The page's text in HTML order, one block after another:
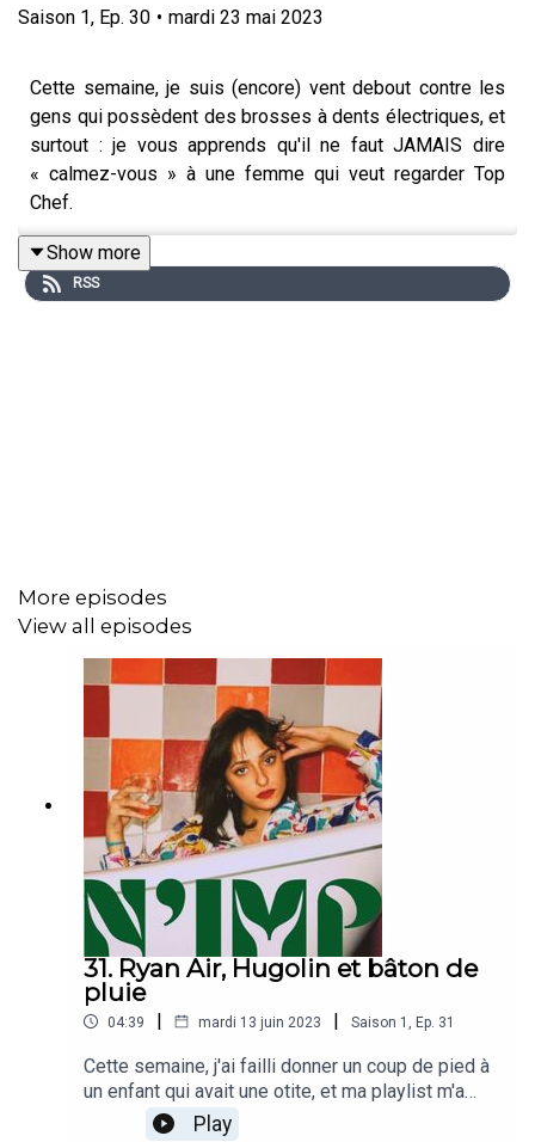
Saison 1, Ep. 30 • mardi 23 mai 2023
Cette semaine, je suis (encore) vent debout contre les
gens qui possèdent des brosses à dents électriques, et
surtout : je vous apprends qu'il ne faut JAMAIS dire
« calmez-vous » à une femme qui veut regarder Top
Chef.
Vous voulez plus de podcasts contenant ma voix suave
Et suivez-moi surInstagram, je suis en manque de
followers !
Show more
RSS
More episodes
View all episodes
31. Ryan Air, Hugolin et bâton de
pluie
04:39 | mardi 13 juin 2023 | Saison 1 , Ep. 31
Cette semaine, j'ai failli donner un coup de pied à
un enfant qui avait une otite, et ma playlist m'a
annoncé que j'allais mourir dans l'avion. Vous
Play